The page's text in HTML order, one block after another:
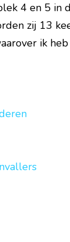
4 en 5 in
zij 13
ik